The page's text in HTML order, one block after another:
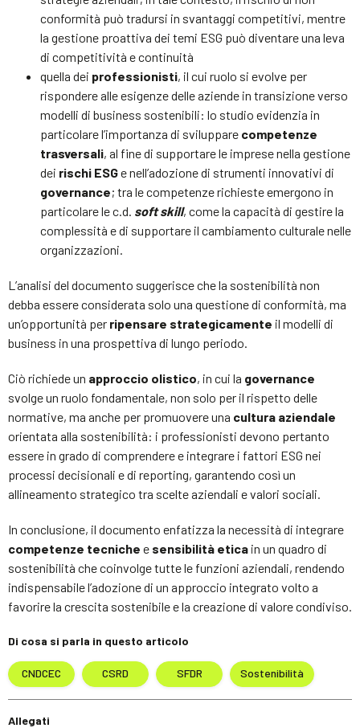
conformità può tradursi in svantaggi competitivi, mentre
la gestione proattiva dei temi ESG può diventare una leva
di competitività e continuità
quella dei professionisti, il cui ruolo si evolve per
rispondere alle esigenze delle aziende in transizione verso
modelli di business sostenibili: lo studio evidenzia in
particolare l’importanza di sviluppare competenze
trasversali, al fine di supportare le imprese nella gestione
dei rischi ESGe nell’adozione di strumenti innovativi di
governance; tra le competenze richieste emergono in
particolare le c.d. soft skill, come la capacità di gestire la
complessità e di supportare il cambiamento culturale nelle
organizzazioni.
L’analisi del documento suggerisce che la sostenibilità non
debba essere considerata solo una questione di conformità, ma
un’opportunità per ripensare strategicamente il modelli di
business in una prospettiva di lungo periodo.
Ciò richiede un approccio olistico, in cui la governance
svolge un ruolo fondamentale, non solo per il rispetto delle
normative, ma anche per promuovere una cultura aziendale
orientata alla sostenibilità: i professionisti devono pertanto
essere in grado di comprendere e integrare i fattori ESG nei
processi decisionali e di reporting, garantendo così un
allineamento strategico tra scelte aziendali e valori sociali.
In conclusione, il documento enfatizza la necessità di integrare
competenze tecniche e sensibilità etica in un quadro di
sostenibilità che coinvolge tutte le funzioni aziendali, rendendo
indispensabile l’adozione di un approccio integrato volto a
favorire la crescita sostenibile e la creazione di valore condiviso.
Di cosa si parla in questo articolo
CNDCEC CSRD SFDR Sostenibilità
Allegati